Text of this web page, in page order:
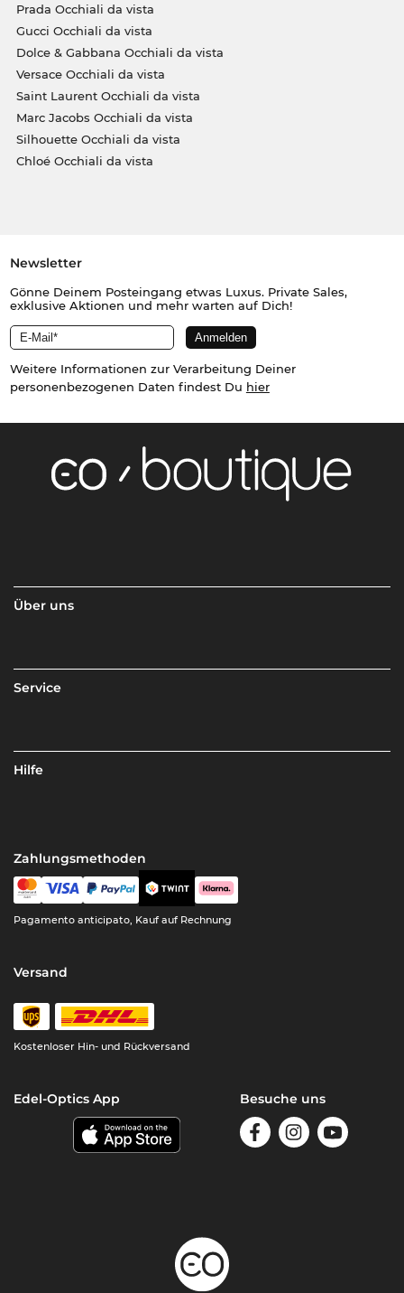
Prada Occhiali da vista
Gucci Occhiali da vista
Dolce & Gabbana Occhiali da vista
Versace Occhiali da vista
Saint Laurent Occhiali da vista
Marc Jacobs Occhiali da vista
Silhouette Occhiali da vista
Chloé Occhiali da vista
Newsletter
Gönne Deinem Posteingang etwas Luxus. Private Sales,
exklusive Aktionen und mehr warten auf Dich!
Weitere Informationen zur Verarbeitung Deiner
personenbezogenen Daten findest Du hier
Über uns
Service
Hilfe
Zahlungsmethoden
Pagamento anticipato, Kauf auf Rechnung
Versand
Kostenloser Hin- und Rückversand
Edel-Optics App Besuche uns